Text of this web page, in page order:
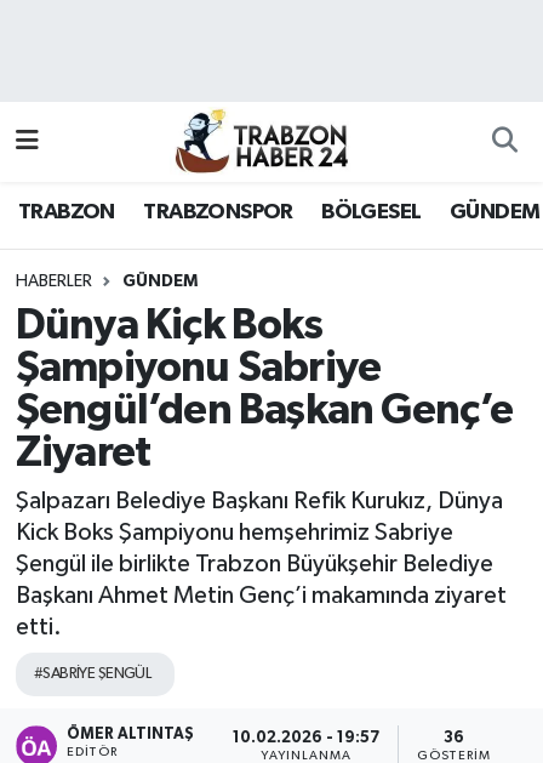
TRABZON TRABZONSPOR BÖLGESEL GÜNDEM
HABERLER GÜNDEM
Dünya Kiçk Boks
Şampiyonu Sabriye
Şengül’den Başkan Genç’e
Ziyaret
Şalpazarı Belediye Başkanı Refik Kurukız, Dünya
Kick Boks Şampiyonu hemşehrimiz Sabriye
Şengül ile birlikte Trabzon Büyükşehir Belediye
Başkanı Ahmet Metin Genç’i makamında ziyaret
etti.
#SABRİYE ŞENGÜL
ÖMER ALTINTAŞ
EDITÖR
10.02.2026 - 19:57
YAYINLANMA
36
GÖSTERIM
Hava Durumu
Namaz Vakitleri
Trafik Durumu
Süper Lig Puan Durumu ve Fikstür
Tüm Manşetler
Son Dakika Haberleri
Haber Arşivi